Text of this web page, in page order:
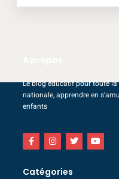
Le blog éducatif pour toute la
nationale, apprendre en
enfants
Catégories